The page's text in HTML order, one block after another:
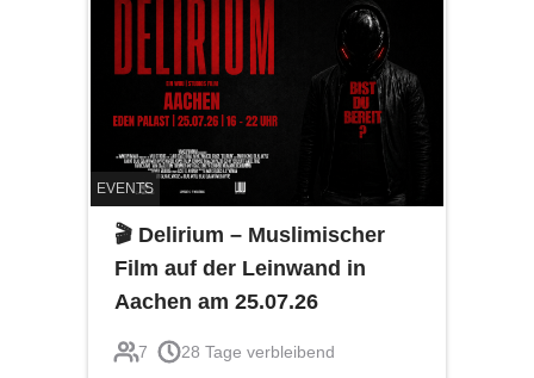
EVENTS
🎬 Delirium – Muslimischer
Film auf der Leinwand in
Aachen am 25.07.26
7 28 Tage verbleibend